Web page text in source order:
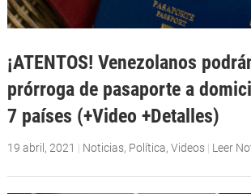
¡ATENTOS! Venezolanos
prórroga de pasaporte a
7 países (+Video +Detalles)
19 abril, 2021 | Noticias, Política, Videos | Leer